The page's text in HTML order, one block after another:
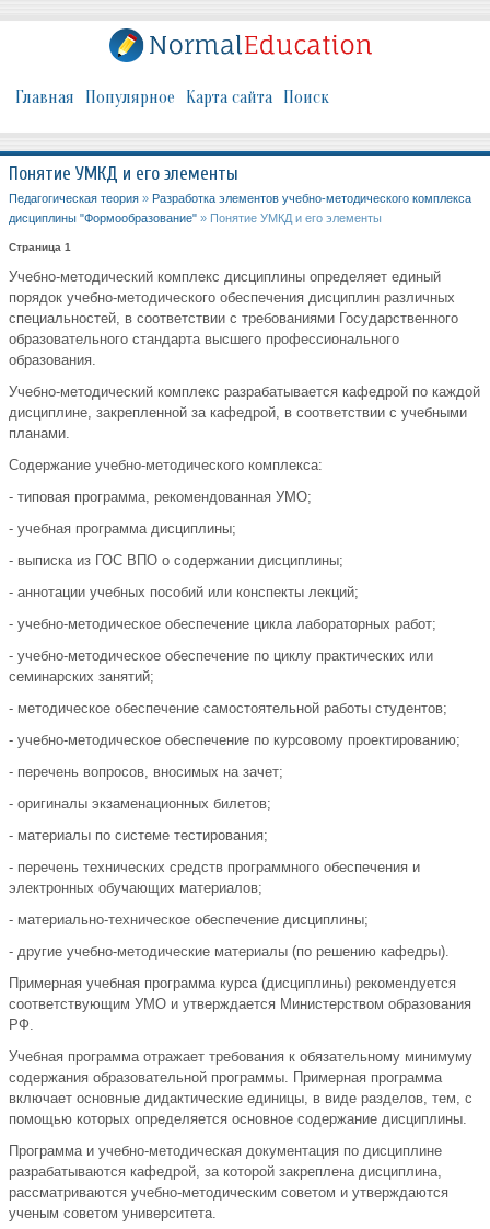
Главная Популярное Карта сайта Поиск
Понятие УМКД и его элементы
Педагогическая теория » Разработка элементов учебно-методического комплекса
дисциплины "Формообразование" » Понятие УМКД и его элементы
Страница 1
Учебно-методический комплекс дисциплины определяет единый
порядок учебно-методического обеспечения дисциплин различных
специальностей, в соответствии с требованиями Государственного
образовательного стандарта высшего профессионального
образования.
Учебно-методический комплекс разрабатывается кафедрой по каждой
дисциплине, закрепленной за кафедрой, в соответствии с учебными
планами.
Содержание учебно-методического комплекса:
- типовая программа, рекомендованная УМО;
- учебная программа дисциплины;
- выписка из ГОС ВПО о содержании дисциплины;
- аннотации учебных пособий или конспекты лекций;
- учебно-методическое обеспечение цикла лабораторных работ;
- учебно-методическое обеспечение по циклу практических или
семинарских занятий;
- методическое обеспечение самостоятельной работы студентов;
- учебно-методическое обеспечение по курсовому проектированию;
- перечень вопросов, вносимых на зачет;
- оригиналы экзаменационных билетов;
- материалы по системе тестирования;
- перечень технических средств программного обеспечения и
электронных обучающих материалов;
- материально-техническое обеспечение дисциплины;
- другие учебно-методические материалы (по решению кафедры).
Примерная учебная программа курса (дисциплины) рекомендуется
соответствующим УМО и утверждается Министерством образования
РФ.
Учебная программа отражает требования к обязательному минимуму
содержания образовательной программы. Примерная программа
включает основные дидактические единицы, в виде разделов, тем, с
помощью которых определяется основное содержание дисциплины.
Программа и учебно-методическая документация по дисциплине
разрабатываются кафедрой, за которой закреплена дисциплина,
рассматриваются учебно-методическим советом и утверждаются
ученым советом университета.